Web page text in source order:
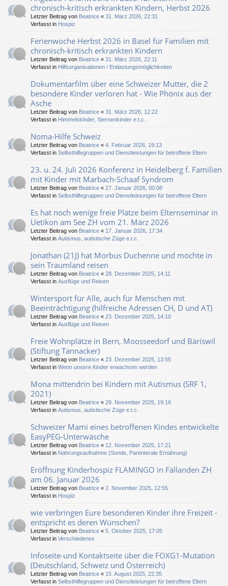
chronisch-kritisch erkrankten Kindern, Herbst 2026
Letzter Beitrag von Beatrice « 31. März 2026, 22:31
Verfasst in Hospiz
Ferienwoche Herbst 2026 in Basel für Familien mit
chronisch-kritisch erkrankten Kindern
Letzter Beitrag von Beatrice « 31. März 2026, 22:11
Verfasst in Hilfsorganisationen / Entlastungsmöglichkeiten
Dokumentarfilm über eine Schweizer Mutter, die 2
besondere Kinder verloren hat - Wie Phönix aus der
Asche
Letzter Beitrag von Beatrice « 31. März 2026, 12:22
Verfasst in Himmelskinder, Sternenkinder e.t.c.
Noma-Hilfe Schweiz
Letzter Beitrag von Beatrice « 4. Februar 2026, 19:13
Verfasst in Selbsthilfegruppen und Dienstleistungen für betroffene Eltern
23. u. 24. Juli 2026 Konferenz in Heidelberg f. Familien
mit Kinder mit Marbach-Schaaf Syndrom
Letzter Beitrag von Beatrice « 27. Januar 2026, 00:08
Verfasst in Selbsthilfegruppen und Dienstleistungen für betroffene Eltern
Es hat noch wenige freie Plätze beim Elternseminar in
Uetikon am See ZH vom 21. März 2026
Letzter Beitrag von Beatrice « 17. Januar 2026, 17:34
Verfasst in Autismus, autistische Züge e.t.c.
Jonathan (21J) hat Morbus Duchenne und möchte in
sein Traumland reisen
Letzter Beitrag von Beatrice « 28. Dezember 2025, 14:11
Verfasst in Ausflüge und Reisen
Wintersport für Alle, auch für Menschen mit
Beeinträchtigung (hilfreiche Adressen CH, D und AT)
Letzter Beitrag von Beatrice « 23. Dezember 2025, 14:10
Verfasst in Ausflüge und Reisen
Freie Wohnplätze in Bern, Moosseedorf und Bäriswil
(Stiftung Tannacker)
Letzter Beitrag von Beatrice « 23. Dezember 2025, 13:55
Verfasst in Wenn unsere Kinder erwachsen werden
Mona mittendrin bei Kindern mit Autismus (SRF 1,
2021)
Letzter Beitrag von Beatrice « 29. November 2025, 19:16
Verfasst in Autismus, autistische Züge e.t.c.
Schweizer Mami eines betroffenen Kindes entwickelte
EasyPEG-Unterwäsche
Letzter Beitrag von Beatrice « 12. November 2025, 17:21
Verfasst in Nahrungsaufnahme (Sonde, Parenterale Ernährung)
Eröffnung Kinderhospiz FLAMINGO in Fällanden ZH
am 06. Januar 2026
Letzter Beitrag von Beatrice « 2. November 2025, 12:55
Verfasst in Hospiz
wie verbringen Eure besonderen Kinder ihre Freizeit -
entspricht es deren Wünschen?
Letzter Beitrag von Beatrice « 5. Oktober 2025, 17:05
Verfasst in Verschiedenes
Infoseite-und Kontaktseite über die FOXG1-Mutation
(Deutschland, Schweiz und Österreich)
Letzter Beitrag von Beatrice « 15. August 2025, 22:35
Verfasst in Selbsthilfegruppen und Dienstleistungen für betroffene Eltern